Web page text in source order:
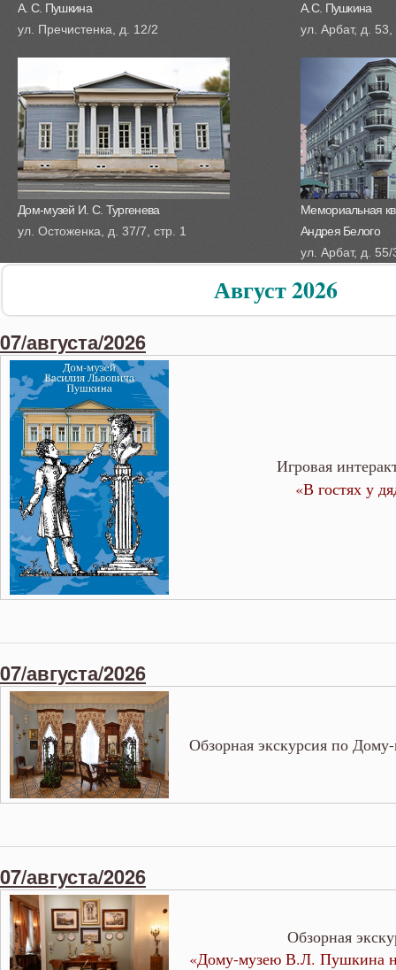
А. С. Пушкина
ул. Пречистенка, д. 12/2
А.С. Пушкина
ул. Арбат, д. 53,
Дом-музей И. С. Тургенева
ул. Остоженка, д. 37/7, стр. 1
Мемориальная
Андрея Белого
ул. Арбат, д. 55/
Август 2026
07/августа/2026
Игровая
«В гостях у
07/августа/2026
Обзорная экскурсия по
07/августа/2026
Обзорная
«Дому-музею В.Л. Пушкина